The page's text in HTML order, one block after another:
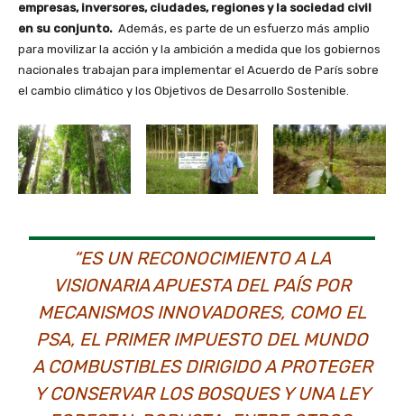
empresas, inversores, ciudades, regiones y la sociedad civil
en su conjunto. Además, es parte de un esfuerzo más amplio
para movilizar la acción y la ambición a medida que los gobiernos
nacionales trabajan para implementar el Acuerdo de París sobre
el cambio climático y los Objetivos de Desarrollo Sostenible.
“ES UN RECONOCIMIENTO A LA
VISIONARIA APUESTA DEL PAÍS POR
MECANISMOS INNOVADORES, COMO EL
PSA, EL PRIMER IMPUESTO DEL MUNDO
A COMBUSTIBLES DIRIGIDO A PROTEGER
Y CONSERVAR LOS BOSQUES Y UNA LEY